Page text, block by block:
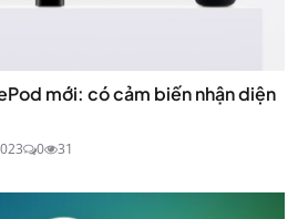
mới: có cảm biến nhận diện
0 31